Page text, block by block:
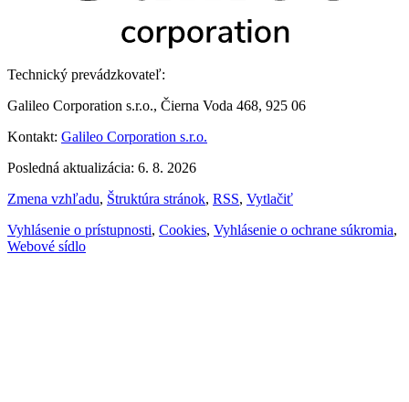
Technický prevádzkovateľ:
Galileo Corporation s.r.o., Čierna Voda 468, 925 06
Kontakt: Galileo Corporation s.r.o.
Posledná aktualizácia: 6. 8. 2026
Zmena vzhľadu, Štruktúra stránok, RSS, Vytlačiť
Vyhlásenie o prístupnosti, Cookies, Vyhlásenie o ochrane súkromia,
Webové sídlo